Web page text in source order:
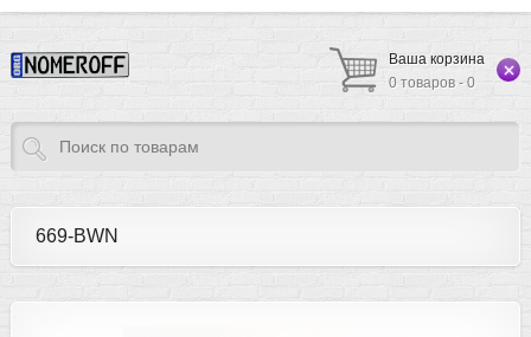
Ваша корзина
0 товаров - 0
669-BWN